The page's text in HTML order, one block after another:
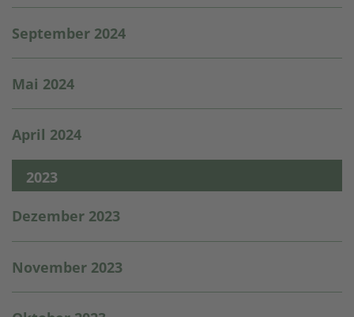
September 2024
Mai 2024
April 2024
2023
Dezember 2023
November 2023